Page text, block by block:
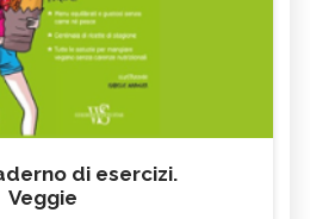
STAPHYSAGRIA, TUTTO SUL RIMEDIO
OMEOPATICO
di esercizi.
Veggie